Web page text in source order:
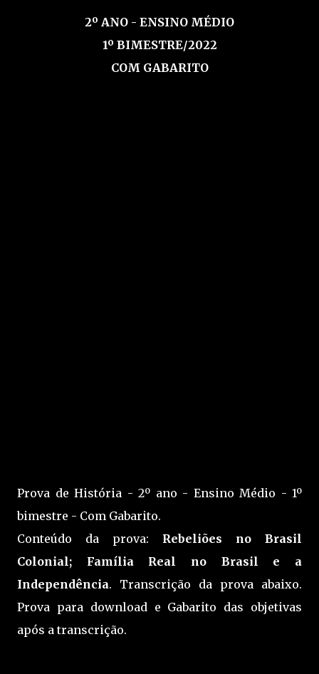
2º ANO - ENSINO MÉDIO
1º BIMESTRE/2022
COM GABARITO
Prova de História - 2º ano - Ensino Médio - 1º
bimestre - Com Gabarito.
Conteúdo da prova: Rebeliões no Brasil
Colonial; Família Real no Brasil e a
Independência. Transcrição da prova abaixo.
Prova para download e Gabarito das objetivas
após a transcrição.